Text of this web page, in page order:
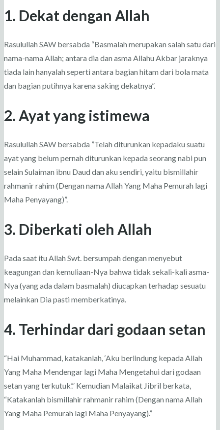
1. Dekat dengan Allah
Rasulullah SAW bersabda “Basmalah merupakan salah satu dari
nama-nama Allah; antara dia dan asma Allahu Akbar jaraknya
tiada lain hanyalah seperti antara bagian hitam dari bola mata
dan bagian putihnya karena saking dekatnya”.
2. Ayat yang istimewa
Rasulullah SAW bersabda ”Telah diturunkan kepadaku suatu
ayat yang belum pernah diturunkan kepada seorang nabi pun
selain Sulaiman ibnu Daud dan aku sendiri, yaitu bismillahir
rahmanir rahim (Dengan nama Allah Yang Maha Pemurah lagi
Maha Penyayang)”.
3. Diberkati oleh Allah
Pada saat itu Allah Swt. bersumpah dengan menyebut
keagungan dan kemuliaan-Nya bahwa tidak sekali-kali asma-
Nya (yang ada dalam basmalah) diucapkan terhadap sesuatu
melainkan Dia pasti memberkatinya.
4. Terhindar dari godaan setan
“Hai Muhammad, katakanlah, ‘Aku berlindung kepada Allah
Yang Maha Mendengar lagi Maha Mengetahui dari godaan
setan yang terkutuk’.” Kemudian Malaikat Jibril berkata,
“Katakanlah bismillahir rahmanir rahim (Dengan nama Allah
Yang Maha Pemurah lagi Maha Penyayang).”